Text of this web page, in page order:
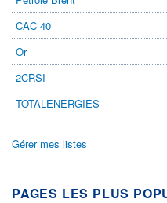
PROCHAIN
Boursobank
CAC 40
Or
2CRSI
TOTALENERGIES
Gérer mes listes
PAGES LES PLUS